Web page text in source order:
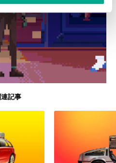
連記事